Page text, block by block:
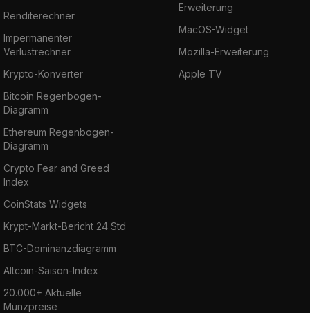
Renditerechner
Impermanenter
Verlustrechner
Krypto-Konverter
Bitcoin Regenbogen-
Diagramm
Ethereum Regenbogen-
Diagramm
Crypto Fear and Greed
Index
CoinStats Widgets
Krypt-Markt-Bericht 24 Std
BTC-Dominanzdiagramm
Altcoin-Saison-Index
20.000+ Aktuelle
Münzpreise
Erweiterung
MacOS-Widget
Mozilla-Erweiterung
Apple TV